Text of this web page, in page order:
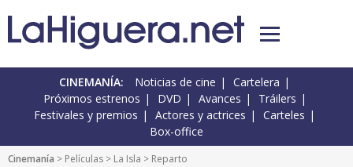
CINEMANÍA: Noticias de cine
Cartelera
Próximos estrenos
DVD Avances
Tráilers
Festivales y premios
Actores y actrices
Carteles
Box-office
Cinemanía > Películas > La Isla > Reparto